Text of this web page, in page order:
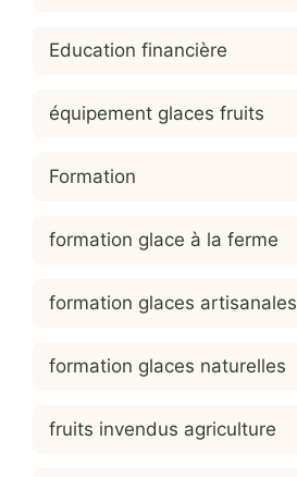
Education financière
équipement glaces fruits
Formation
formation glace à la ferme
formation glaces artisanales
formation glaces naturelles
fruits invendus agriculture